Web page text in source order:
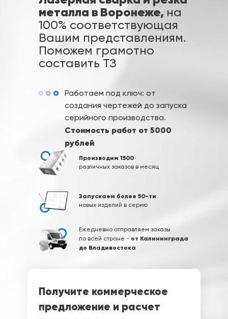
металла в Воронеже, на
100% соответствующая
Вашим представлениям.
Поможем грамотно
составить ТЗ
Ежедневно отправляем заказы
по всей стране - от Калининграда
до Владивостока
Производим 1500
различных заказов в месяц
Запускаем более 50-ти
новых изделий в серию
Работаем под ключ: от
создания чертежей до запуска
серийного производства.
Стоимость работ от 5000
рублей
Получите коммерческое
предложение и расчет